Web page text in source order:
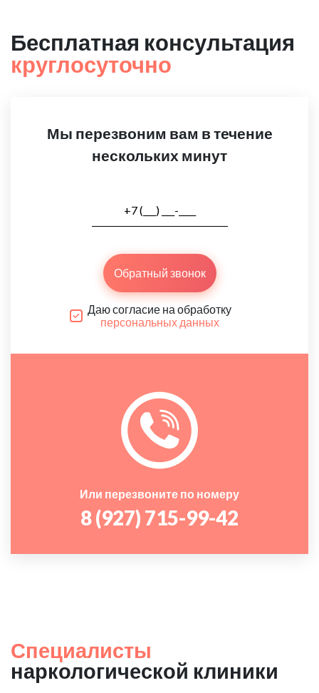
Бесплатная консультация
круглосуточно
Мы перезвоним вам в течение
нескольких минут
Обратный звонок
Даю согласие на обработку
персональных данных
Или перезвоните по номеру
8 (927) 715-99-42
Специалисты
наркологической клиники